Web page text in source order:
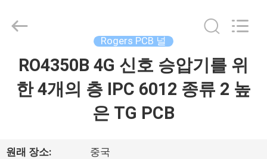
Bicheng
Electronics
Rogers PCB 널
RO4350B 4G 신호 승압기를 위
한 4개의 층 IPC 6012 종류 2 높
은 TG PCB
원래 장소: 중국